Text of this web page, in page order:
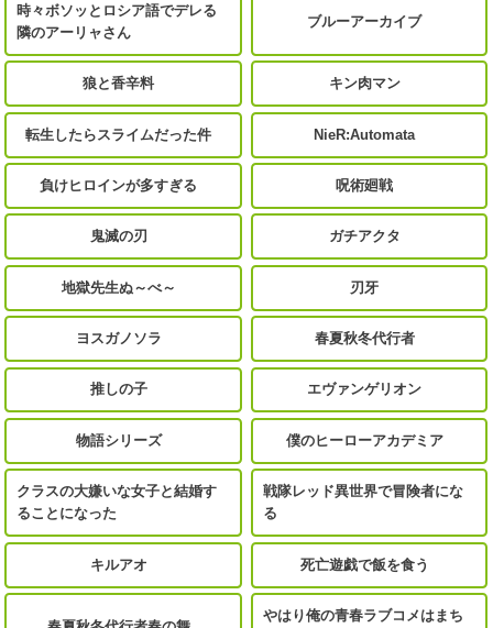
時々ボソッとロシア語でデレる
隣のアーリャさん
ブルーアーカイブ
狼と香辛料 キン肉マン
転生したらスライムだった件 NieR:Automata
負けヒロインが多すぎる 呪術廻戦
鬼滅の刃 ガチアクタ
地獄先生ぬ～べ～ 刃牙
ヨスガノソラ 春夏秋冬代行者
推しの子 エヴァンゲリオン
物語シリーズ 僕のヒーローアカデミア
クラスの大嫌いな女子と結婚す
ることになった
戦隊レッド異世界で冒険者にな
る
キルアオ 死亡遊戯で飯を食う
やはり俺の青春ラブコメはまち